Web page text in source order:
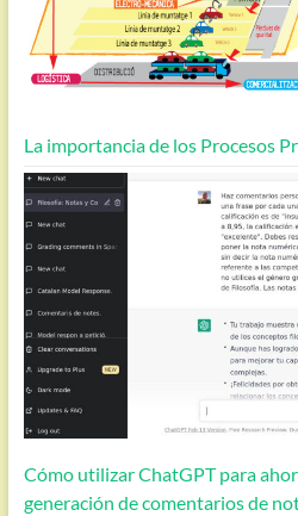
La importancia de los Procesos
Cómo utilizar ChatGPT para
generación de comentarios de